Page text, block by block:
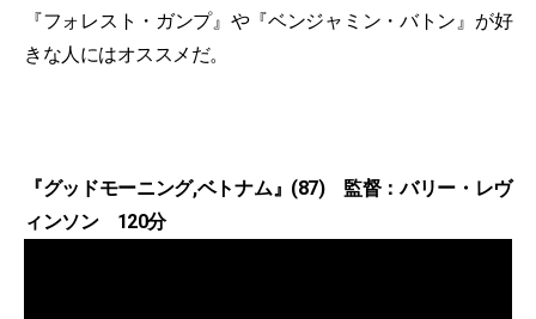
『フォレスト・ガンプ』や『ベンジャミン・バトン』が好
きな人にはオススメだ。
『グッドモーニング,ベトナム』(87) 監督：バリー・レヴ
ィンソン 120分